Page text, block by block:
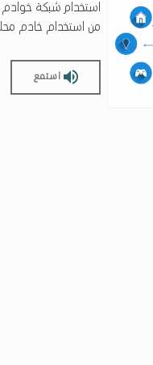
استخدام شبكة خوادم
من استخدام خادم
استمع